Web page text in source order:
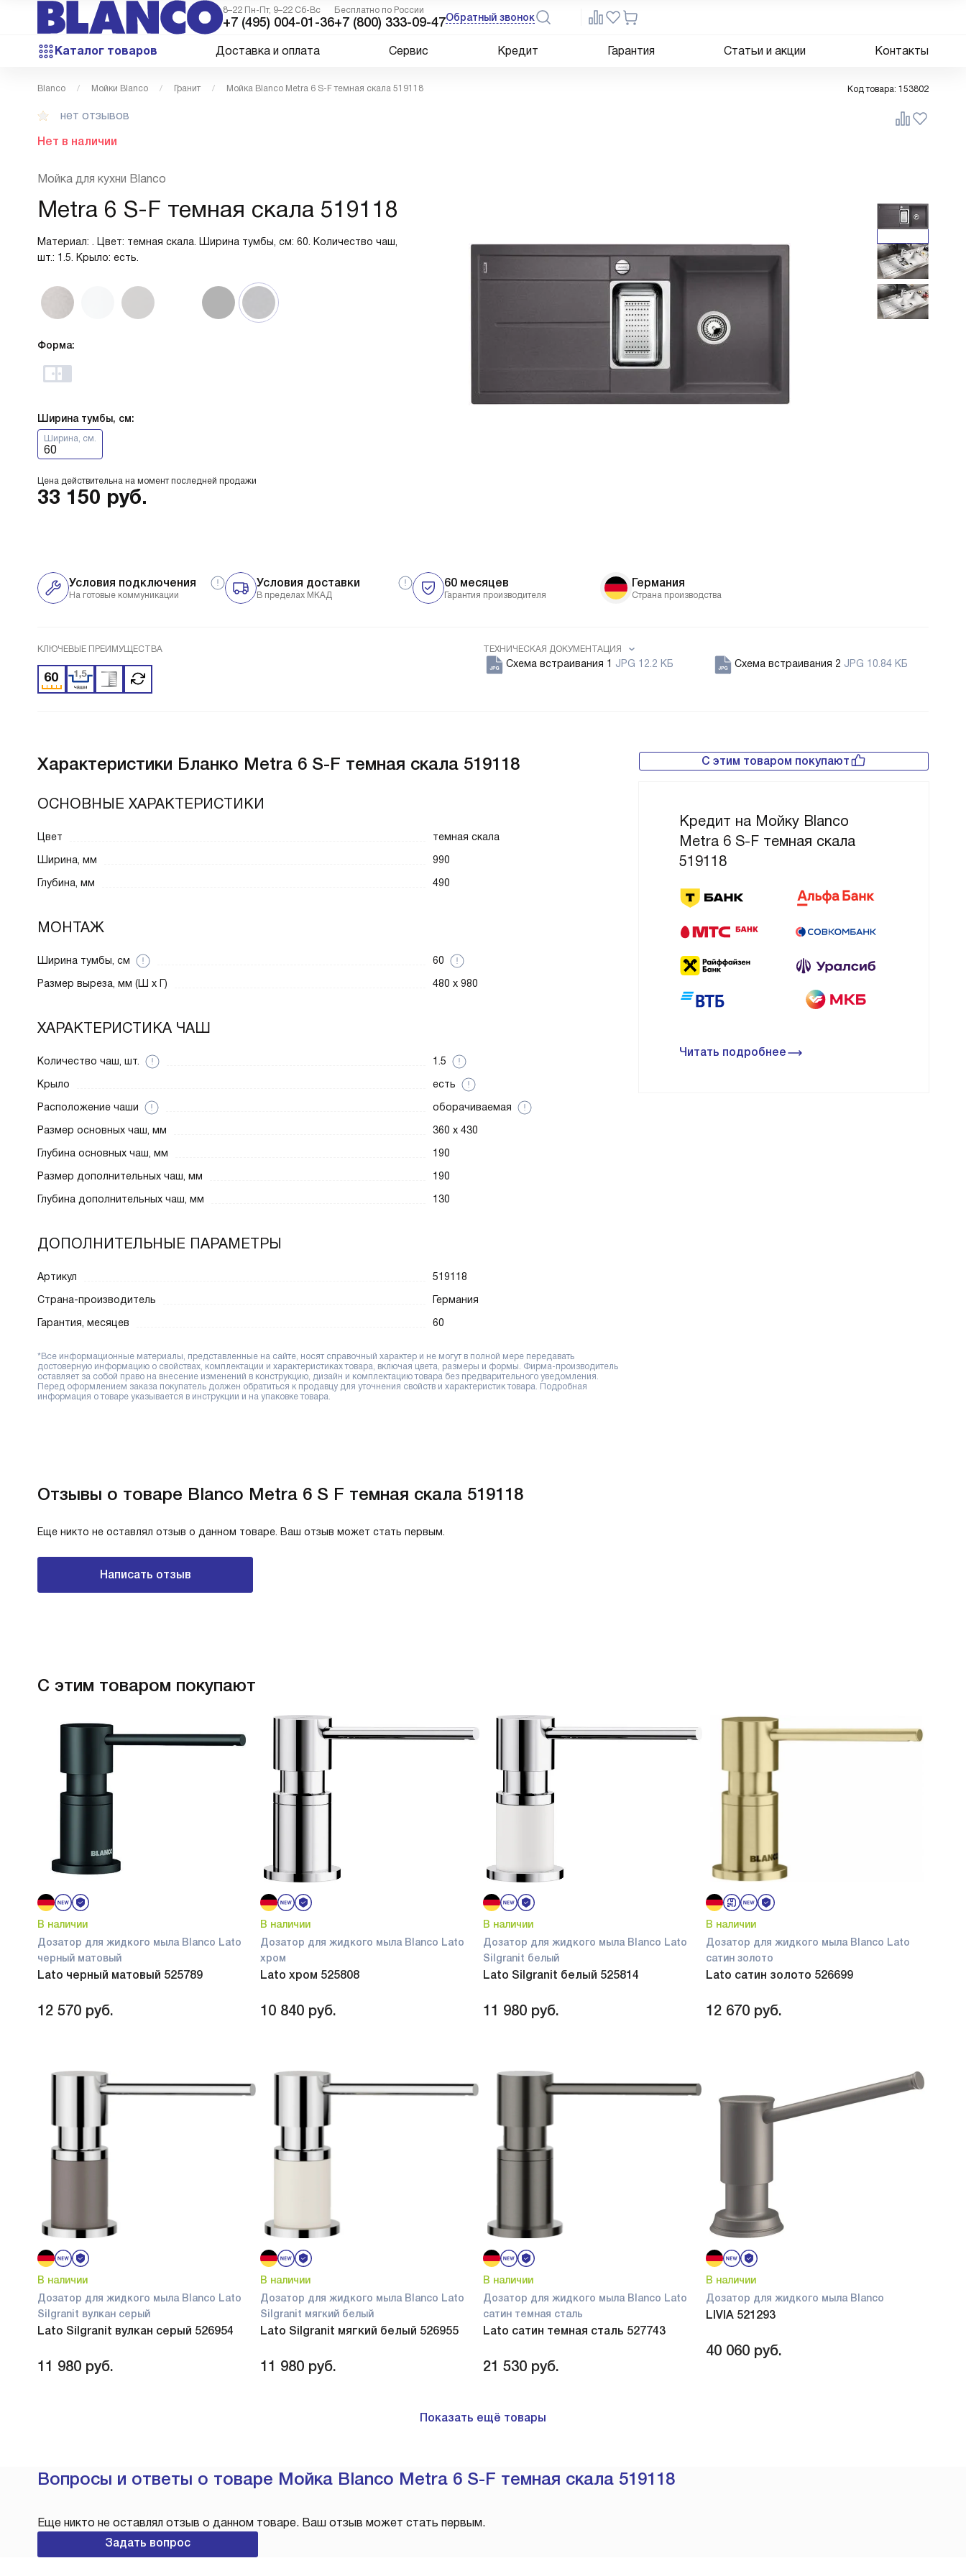
8–22 Пн-Пт, 9–22 Сб-Вс
+7 (495) 004-01-36
Бесплатно по России
+7 (800) 333-09-47Обратный звонок
Каталог товаров Доставка и оплата Сервис Кредит Гарантия Статьи и акции Контакты
Blanco Мойки Blanco Гранит Мойка Blanco Metra 6 S-F темная скала 519118 Код товара: 153802
нет отзывов
Нет в наличии
Мойка для кухни Blanco
Metra 6 S-F темная скала 519118
Материал: . Цвет: темная скала. Ширина тумбы, см: 60. Количество чаш,
шт.: 1.5. Крыло: есть.
Форма:
Ширина тумбы, см:
Ширина, см.
60
Цена действительна на момент последней продажи
33 150 руб.
Условия доставки
В пределах МКАД
60 месяцев
Гарантия производителя
Условия подключения
На готовые коммуникации
Германия
Страна производства
КЛЮЧЕВЫЕ ПРЕИМУЩЕСТВА ТЕХНИЧЕСКАЯ ДОКУМЕНТАЦИЯ
Схема встраивания 1 JPG 12.2 КБ Схема встраивания 2 JPG 10.84 КБ
С этим товаром покупают
Кредит на Мойку Blanco
Metra 6 S-F темная скала
519118
Читать подробнее
Характеристики Бланко Metra 6 S-F темная скала 519118
ОСНОВНЫЕ ХАРАКТЕРИСТИКИ
Цвет
темная скала
Ширина, мм
990
Глубина, мм
490
МОНТАЖ
Ширина тумбы, см
60
Размер выреза, мм (Ш x Г)
480 x 980
ХАРАКТЕРИСТИКА ЧАШ
Количество чаш, шт.
1.5
Крыло
есть
Расположение чаши
оборачиваемая
Размер основных чаш, мм
360 x 430
Глубина основных чаш, мм
190
Размер дополнительных чаш, мм
190
Глубина дополнительных чаш, мм
130
ДОПОЛНИТЕЛЬНЫЕ ПАРАМЕТРЫ
Артикул
519118
Страна-производитель
Германия
Гарантия, месяцев
60
*Все информационные материалы, представленные на сайте, носят справочный характер и не могут в полной мере передавать
достоверную информацию о свойствах, комплектации и характеристиках товара, включая цвета, размеры и формы. Фирма-производитель
оставляет за собой право на внесение изменений в конструкцию, дизайн и комплектацию товара без предварительного уведомления.
Перед оформлением заказа покупатель должен обратиться к продавцу для уточнения свойств и характеристик товара. Подробная
информация о товаре указывается в инструкции и на упаковке товара.
Отзывы о товаре Blanco Metra 6 S F темная скала 519118
Еще никто не оставлял отзыв о данном товаре. Ваш отзыв может стать первым.
Написать отзыв
С этим товаром покупают
В наличии
Дозатор для жидкого мыла Blanco Lato
черный матовый
Lato черный матовый 525789
12 570 руб.
В наличии
Дозатор для жидкого мыла Blanco Lato
хром
Lato хром 525808
10 840 руб.
В наличии
Дозатор для жидкого мыла Blanco Lato
Silgranit белый
Lato Silgranit белый 525814
11 980 руб.
В наличии
Дозатор для жидкого мыла Blanco Lato
сатин золото
Lato сатин золото 526699
12 670 руб.
В наличии
Дозатор для жидкого мыла Blanco Lato
Silgranit вулкан серый
Lato Silgranit вулкан серый 526954
11 980 руб.
В наличии
Дозатор для жидкого мыла Blanco Lato
Silgranit мягкий белый
Lato Silgranit мягкий белый 526955
11 980 руб.
В наличии
Дозатор для жидкого мыла Blanco Lato
сатин темная сталь
Lato сатин темная сталь 527743
21 530 руб.
В наличии
Дозатор для жидкого мыла Blanco
LIVIA 521293
40 060 руб.
Показать ещё товары
Вопросы и ответы о товаре Мойка Blanco Metra 6 S-F темная скала 519118
Еще никто не оставлял отзыв о данном товаре. Ваш отзыв может стать первым.
Задать вопрос